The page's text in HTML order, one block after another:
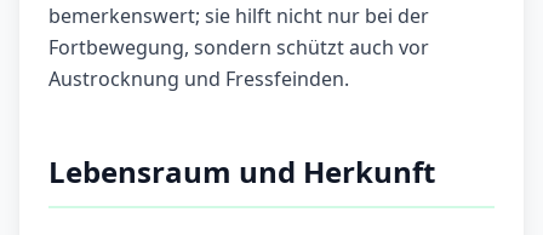
bemerkenswert; sie hilft nicht nur bei der
Fortbewegung, sondern schützt auch vor
Austrocknung und Fressfeinden.
Lebensraum und Herkunft